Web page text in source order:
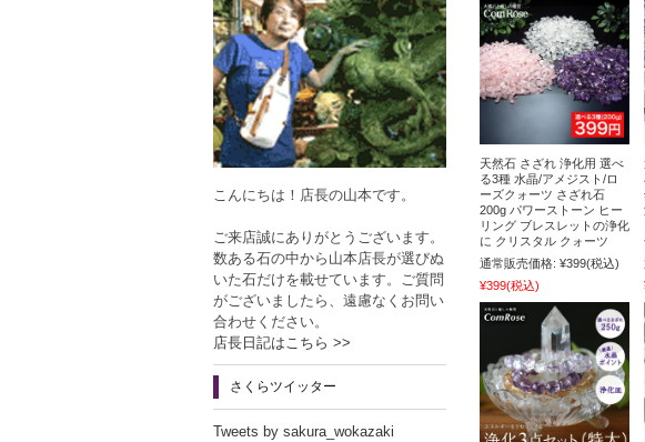
天然石 さざれ 浄化用 選べ
る3種 水晶/アメジスト/ロ
ーズクォーツ さざれ石
200g パワーストーン ヒー
リング ブレスレットの浄化
に クリスタル クォーツ
通常販売価格: ¥399(税込)
¥399(税込)
こんにちは！店長の山本です。
ご来店誠にありがとうございます。
数ある石の中から山本店長が選びぬ
いた石だけを載せています。ご質問
がございましたら、遠慮なくお問い
合わせください。
店長日記はこちら >>
さくらツイッター
Tweets by sakura_wokazaki